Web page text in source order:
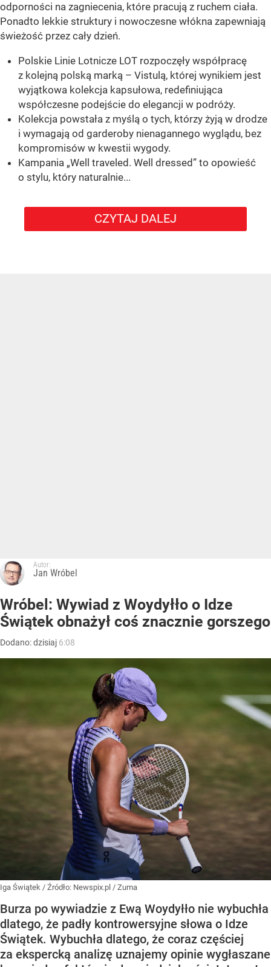
odporności na zagniecenia, które pracują z ruchem ciała.
Ponadto lekkie struktury i nowoczesne włókna zapewniają
świeżość przez cały dzień.
Polskie Linie Lotnicze LOT rozpoczęły współpracę
z kolejną polską marką – Vistulą, której wynikiem jest
wyjątkowa kolekcja kapsułowa, redefiniująca
współczesne podejście do elegancji w podróży.
Kolekcja powstała z myślą o tych, którzy żyją w drodze
i wymagają od garderoby nienagannego wyglądu, bez
kompromisów w kwestii wygody.
Kampania „Well traveled. Well dressed” to opowieść
o stylu, który naturalnie...
CZYTAJ DALEJ
Autor:
Jan Wróbel
Wróbel: Wywiad z Woydyłło o Idze
Świątek obnażył coś znacznie gorszego
Dodano:dzisiaj 6:08
Iga Świątek / Źródło: Newspix.pl / Zuma
Burza po wywiadzie z Ewą Woydyłło nie wybuchła
dlatego, że padły kontrowersyjne słowa o Idze
Świątek. Wybuchła dlatego, że coraz częściej
za ekspercką analizę uznajemy opinie wygłaszane